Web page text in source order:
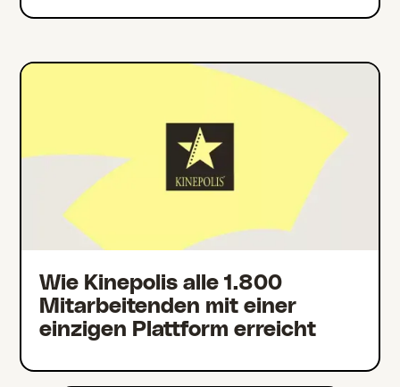
Wie Kinepolis alle 1.800
Mitarbeitenden mit einer
einzigen Plattform erreicht